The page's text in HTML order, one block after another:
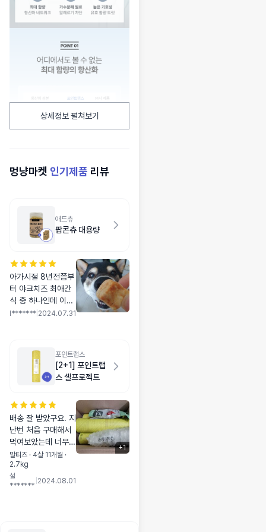
상세정보 펼쳐보기
멍냥마켓 인기제품 리뷰
애드츄
팝콘츄 대용량
아가시절 8년전쯤부
터 야크치즈 최애간
식 중 하나인데 이거
크기 딱 적당해서 아
결국 조금 먹다가 통
으로 렌지 돌려서 부
셔 주기도 했거든요
l******* 2024.07.31
포인트랩스
[2+1] 포인트랩
스 셀프로젝트
배송 잘 받았구요. 지
난번 처음 구매해서
먹여보았는데 너무너
무 잘먹어서 다시 재
구매하게 되었어요.
최근 슬개골 수술하
말티즈 · 4살 11개월 ·
2.7kg
설
*******
2024.08.01
+1